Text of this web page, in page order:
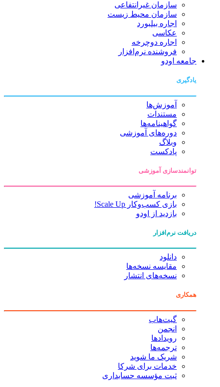
سازمان غیرانتفاعی
سازمان محیط زیست
اجاره بیلبورد
عکاسی
اجاره دوچرخه
فروشنده نرم‌افزار
جامعه اودو
یادگیری
آموزش‌ها
مستندات
گواهینامه‌ها
دوره‌های آموزشی
وبلاگ
پادکست
توانمندسازی آموزشی
برنامه آموزشی
بازی کسب‌وکار Scale Up!
بازدید از اودو
دریافت نرم‌افزار
دانلود
مقایسه نسخه‌ها
نسخه‌های انتشار
همکاری
گیت‌هاب
انجمن
رویدادها
ترجمه‌ها
شریک ما شوید
خدمات برای شرکا
ثبت مؤسسه حسابداری